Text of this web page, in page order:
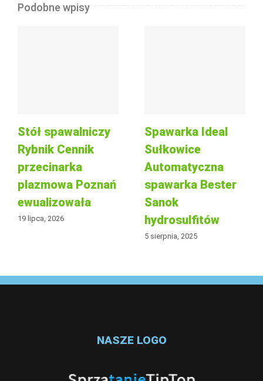
Podobne wpisy
Stół spawalniczy
Rybnik Cennik
przecinarka
plazmowa Poznań
ewualizowała
19 lipca, 2026
Spawarka Ideal
Sułkowice
Automatyczna
spawarka Bester
Sanok
hydrosulfitów
5 sierpnia, 2025
NASZE LOGO